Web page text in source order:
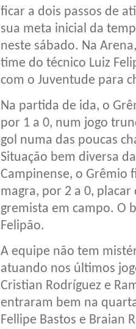
ficar a dois passos de
sua meta inicial da
neste sábado. Na
time do técnico Luiz
com o Juventude para
Na partida de ida, o
por 1 a 0, num jogo
gol numa das poucas
Situação bem diversa
Campinense, o Grêmio
magra, por 2 a 0,
gremista em campo. O
Felipão.
A equipe não tem
atuando nos últimos
Cristian Rodríguez e
entraram bem na
Fellipe Bastos e Braian